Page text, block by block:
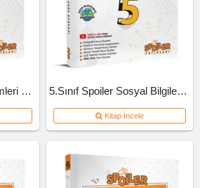
5.Sınıf Spoiler Fen Bilimleri Soru Bankası 5.Sınıf Spoiler Sosyal Bilgiler Soru Bankası
Kitap İncele